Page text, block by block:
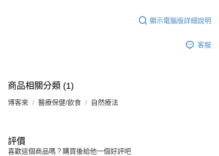
顯示電腦版詳細說明
客服
商品相關分類 (1)
博客來 醫療保健/飲食 自然療法
評價
喜歡這個商品嗎？購買後給他一個好評吧